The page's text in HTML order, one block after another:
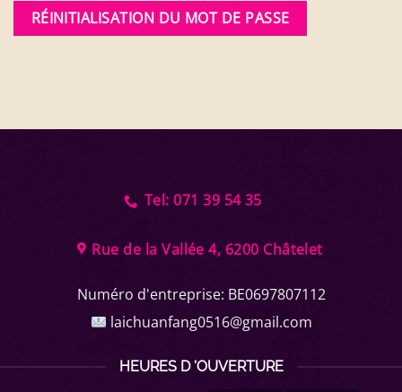
RÉINITIALISATION DU MOT DE PASSE
Tel: 071 39 54 35
Rue de la Vallée 4, 6200 Châtelet
Numéro d'entreprise: BE0697807112
laichuanfang0516@gmail.com
HEURES D 'OUVERTURE